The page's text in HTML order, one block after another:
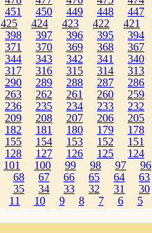
451 450 449 448 447
425 424 423 422 421
398 397 396 395 394
371 370 369 368 367
344 343 342 341 340
317 316 315 314 313
290 289 288 287 286
263 262 261 260 259
236 235 234 233 232
209 208 207 206 205
182 181 180 179 178
155 154 153 152 151
128 127 126 125 124
101 100 99 98 97 96
68 67 66 65 64 63
35 34 33 32 31 30
11 10 9 8 7 6 5